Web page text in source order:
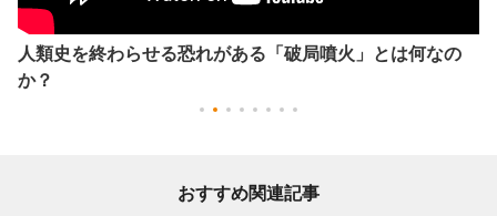
人類史を終わらせる恐れがある「破局噴火」とは何なの
か？
おすすめ関連記事